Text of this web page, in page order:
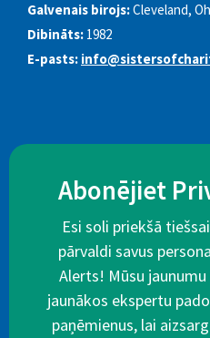
Galvenais birojs:Cleveland,
Dibināts: 1982
E-pasts:
Abonējiet
Esi soli priekšā
pārvaldi savus
Alerts! Mūsu
jaunākos ekspertu
paņēmienus, lai